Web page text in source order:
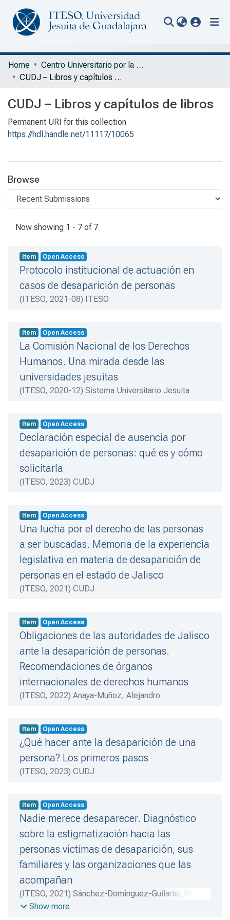
Communities & Collections
All of Repository
Statistics
Portal Biblioteca
Home
Centro Universitario por la Dignidad y la Justicia
CUDJ – Libros y capítulos de libros
CUDJ – Libros y capítulos de libros
Permanent URI for this collection
https://hdl.handle.net/11117/10065
Browse
Recent Submissions
Now showing 1 - 7 of 7
Item Open Access
Protocolo institucional de actuación en
casos de desaparición de personas
(ITESO, 2021-08) ITESO
Item Open Access
La Comisión Nacional de los Derechos
Humanos. Una mirada desde las
universidades jesuitas
(ITESO, 2020-12) Sistema Universitario Jesuita
Item Open Access
Declaración especial de ausencia por
desaparición de personas: qué es y cómo
solicitarla
(ITESO, 2023) CUDJ
Item Open Access
Una lucha por el derecho de las personas
a ser buscadas. Memoria de la experiencia
legislativa en materia de desaparición de
personas en el estado de Jalisco
(ITESO, 2021) CUDJ
Item Open Access
Obligaciones de las autoridades de Jalisco
ante la desaparición de personas.
Recomendaciones de órganos
internacionales de derechos humanos
(ITESO, 2022) Anaya-Muñoz, Alejandro
Item Open Access
¿Qué hacer ante la desaparición de una
persona? Los primeros pasos
(ITESO, 2023) CUDJ
Item Open Access
Nadie merece desaparecer. Diagnóstico
sobre la estigmatización hacia las
personas víctimas de desaparición, sus
familiares y las organizaciones que las
acompañan
(ITESO, 2021) Sánchez-Domínguez-Guilarte, María
C. Show more